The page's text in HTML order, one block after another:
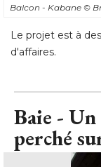
Balcon - Kabane ©
Le projet est à
d'affaires.
Baie -
perché